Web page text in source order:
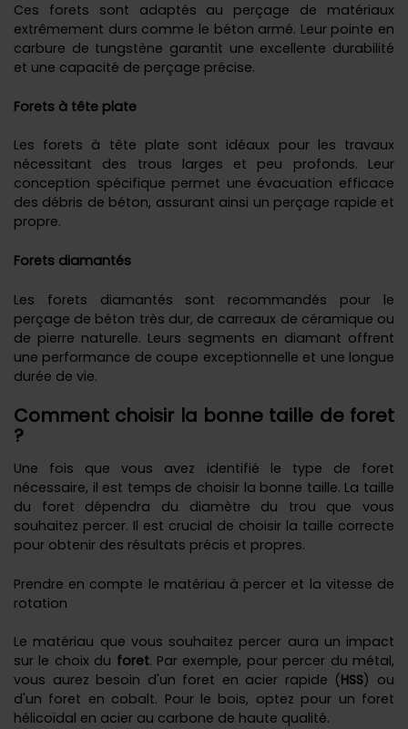
Ces forets sont adaptés au perçage de matériaux
extrêmement durs comme le béton armé. Leur pointe en
carbure de tungstène garantit une excellente durabilité
et une capacité de perçage précise.
Forets à tête plate
Les forets à tête plate sont idéaux pour les travaux
nécessitant des trous larges et peu profonds. Leur
conception spécifique permet une évacuation efficace
des débris de béton, assurant ainsi un perçage rapide et
propre.
Forets diamantés
Les forets diamantés sont recommandés pour le
perçage de béton très dur, de carreaux de céramique ou
de pierre naturelle. Leurs segments en diamant offrent
une performance de coupe exceptionnelle et une longue
durée de vie.
Comment choisir la bonne taille de foret
?
Une fois que vous avez identifié le type de foret
nécessaire, il est temps de choisir la bonne taille. La taille
du foret dépendra du diamètre du trou que vous
souhaitez percer. Il est crucial de choisir la taille correcte
pour obtenir des résultats précis et propres.
Prendre en compte le matériau à percer et la vitesse de
rotation
Le matériau que vous souhaitez percer aura un impact
sur le choix du foret. Par exemple, pour percer du métal,
vous aurez besoin d'un foret en acier rapide (HSS) ou
d'un foret en cobalt. Pour le bois, optez pour un foret
hélicoïdal en acier au carbone de haute qualité.